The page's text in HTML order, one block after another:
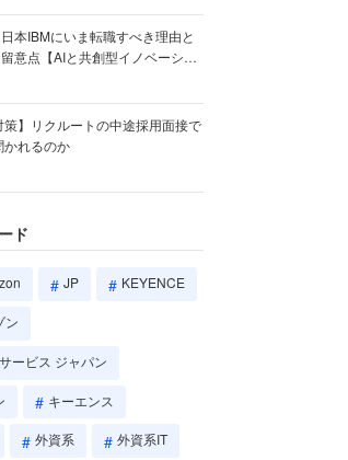
日本IBMにいま転職すべき理由と
留意点【AIと共創型イノベーショ
策】リクルートの中途採用面接で
かれるのか
ド
JP KEYENCE
ン
ービス ジャパン
キーエンス
外資系 外資系IT